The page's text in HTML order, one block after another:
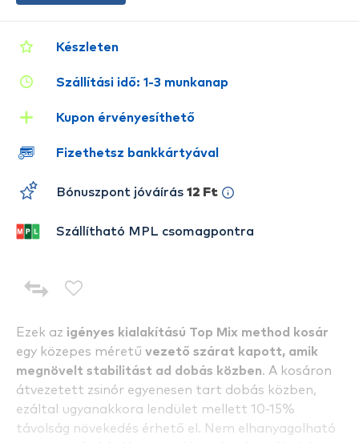
Ezek az igényes kialakítású Top Mix method kosár
egy közepes méretű vezető szárat kapott, amik
megnövelt stabilitást ad dobás közben. A kosáron
átvezetett zsinór egyenesen tart dobás közben,
ezáltal ugyanakkora lendület mellett 10-15%
távolság növekedés érhető el. Nem elhanyagolható
Készleten
Szállítási idő: 1-3 munkanap
Kupon érvényesíthető
Fizethetsz bankkártyával
Bónuszpont jóváírás 12 Ft
Szállítható MPL csomagpontra